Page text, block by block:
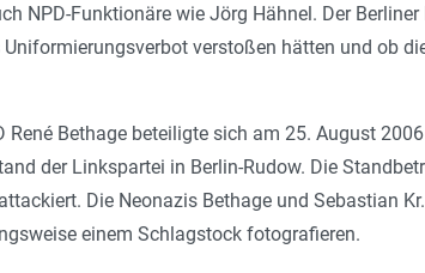
NPD-Funktionäre wie Jörg Hähnel. Der
verstoßen hätten und ob
Bethage beteiligte sich am 25. August
der Linkspartei in Berlin-Rudow. Die
Die Neonazis Bethage und Sebastian
einem Schlagstock fotografieren.